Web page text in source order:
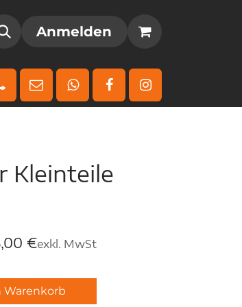
Anmelden
Kleinteile
Warenkorb
€exkl. MwSt